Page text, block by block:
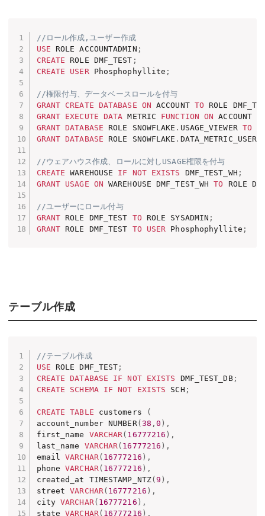
//ロール作成,ユーザー作成
USE ROLE ACCOUNTADMIN ;
CREATE ROLE DMF_TEST ;
CREATE
USER Phosphophyllite ;
//権限付与、データベースロールを付与
GRANT CREATE DATABASE ON ACCOUNT TO ROLE
GRANT EXECUTE DATA METRIC FUNCTION ON ACCOUNT
GRANT DATABASE ROLE SNOWFLAKE . USAGE_VIEWER TO
GRANT DATABASE ROLE SNOWFLAKE . DATA_METRIC_USER
//ウェアハウス作成、ロールに対しUSAGE権限を付与
CREATE WAREHOUSE IF NOT EXISTS DMF_TEST_WH ;
GRANT USAGE ON WAREHOUSE DMF_TEST_WH TO ROLE
//ユーザーにロール付与
GRANT ROLE DMF_TEST TO ROLE SYSADMIN ;
GRANT ROLE DMF_TEST TO USER Phosphophyllite ;
テーブル作成
//テーブル作成
USE ROLE DMF_TEST ;
CREATE
DATABASE IF NOT EXISTS DMF_TEST_DB;
CREATE
SCHEMA IF NOT EXISTS SCH ;
CREATE TABLE customers
(
account_number NUMBER(38 ,0 ) ,
first_name VARCHAR( 16777216 ) ,
last_name VARCHAR( 16777216 ) ,
email VARCHAR( 16777216 ) ,
phone VARCHAR( 16777216 ) ,
created_at TIMESTAMP_NTZ(9 ) ,
street VARCHAR( 16777216 ) ,
city VARCHAR( 16777216 ) ,
state VARCHAR( 16777216 ) ,